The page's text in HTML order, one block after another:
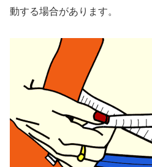
動する場合があります。